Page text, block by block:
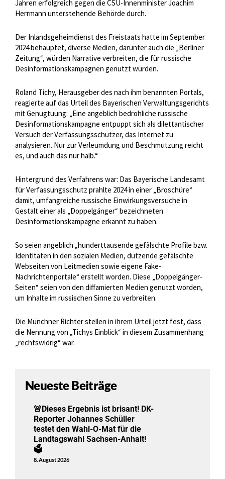
Jahren erfolgreich gegen die CSU-Innenminister Joachim
Herrmann unterstehende Behörde durch.
Der Inlandsgeheimdienst des Freistaats hatte im September
2024 behauptet, diverse Medien, darunter auch die „Berliner
Zeitung“, würden Narrative verbreiten, die für russische
Desinformationskampagnen genutzt würden.
Roland Tichy, Herausgeber des nach ihm benannten Portals,
reagierte auf das Urteil des Bayerischen Verwaltungsgerichts
mit Genugtuung: „Eine angeblich bedrohliche russische
Desinformationskampagne entpuppt sich als dilettantischer
Versuch der Verfassungsschützer, das Internet zu
analysieren. Nur zur Verleumdung und Beschmutzung reicht
es, und auch das nur halb.“
Hintergrund des Verfahrens war: Das Bayerische Landesamt
für Verfassungsschutz prahlte 2024 in einer „Broschüre“
damit, umfangreiche russische Einwirkungsversuche in
Gestalt einer als „Doppelgänger“ bezeichneten
Desinformationskampagne erkannt zu haben.
So seien angeblich „hunderttausende gefälschte Profile bzw.
Identitäten in den sozialen Medien, dutzende gefälschte
Webseiten von Leitmedien sowie eigene Fake-
Nachrichtenportale“ erstellt worden. Diese „Doppelgänger-
Seiten“ seien von den diffamierten Medien genutzt worden,
um Inhalte im russischen Sinne zu verbreiten.
Die Münchner Richter stellen in ihrem Urteil jetzt fest, dass
die Nennung von „Tichys Einblick“ in diesem Zusammenhang
„rechtswidrig“ war.
Neueste Beiträge
🚨Dieses Ergebnis ist brisant! DK-
Reporter Johannes Schüller
testet den Wahl-O-Mat für die
Landtagswahl Sachsen-Anhalt!
🗳️
8. August 2026